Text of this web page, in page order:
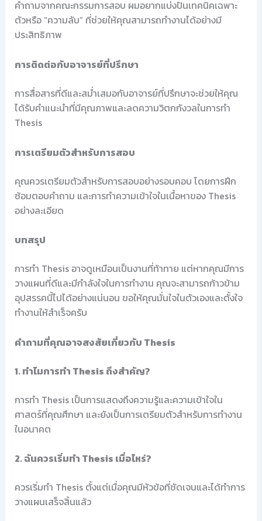
คำถามจากคณะกรรมการสอบ ผมอยากแบ่งปันเทคนิคเฉพาะ
ตัวหรือ “ความลับ” ที่ช่วยให้คุณสามารถทำงานได้อย่างมี
ประสิทธิภาพ
การติดต่อกับอาจารย์ที่ปรึกษา
การสื่อสารที่ดีและสม่ำเสมอกับอาจารย์ที่ปรึกษาจะช่วยให้คุณ
ได้รับคำแนะนำที่มีคุณภาพและลดความวิตกกังวลในการทำ
Thesis
การเตรียมตัวสำหรับการสอบ
คุณควรเตรียมตัวสำหรับการสอบอย่างรอบคอบ โดยการฝึก
ซ้อมตอบคำถาม และการทำความเข้าใจในเนื้อหาของ Thesis
อย่างละเอียด
บทสรุป
การทำ Thesis อาจดูเหมือนเป็นงานที่ท้าทาย แต่หากคุณมีการ
วางแผนที่ดีและมีกำลังใจในการทำงาน คุณจะสามารถก้าวข้าม
อุปสรรคนี้ไปได้อย่างแน่นอน ขอให้คุณมั่นใจในตัวเองและตั้งใจ
ทำงานให้สำเร็จครับ
คำถามที่คุณอาจสงสัยเกี่ยวกับ Thesis
1. ทำไมการทำ Thesis ถึงสำคัญ?
การทำ Thesis เป็นการแสดงถึงความรู้และความเข้าใจใน
ศาสตร์ที่คุณศึกษา และยังเป็นการเตรียมตัวสำหรับการทำงาน
ในอนาคต
2. ฉันควรเริ่มทำ Thesis เมื่อไหร่?
ควรเริ่มทำ Thesis ตั้งแต่เมื่อคุณมีหัวข้อที่ชัดเจนและได้ทำการ
วางแผนเสร็จสิ้นแล้ว